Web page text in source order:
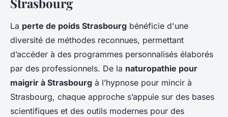
La perte de poids Strasbourg bénéficie d'une
diversité de méthodes reconnues, permettant
d’accéder à des programmes personnalisés élaborés
par des professionnels. De la naturopathie pour
maigrir à Strasbourg à l’hypnose pour mincir à
Strasbourg, chaque approche s’appuie sur des bases
scientifiques et des outils modernes pour des